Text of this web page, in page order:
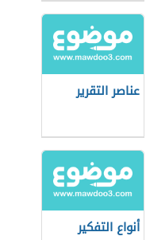
عناصر التقرير
أنواع التفكير